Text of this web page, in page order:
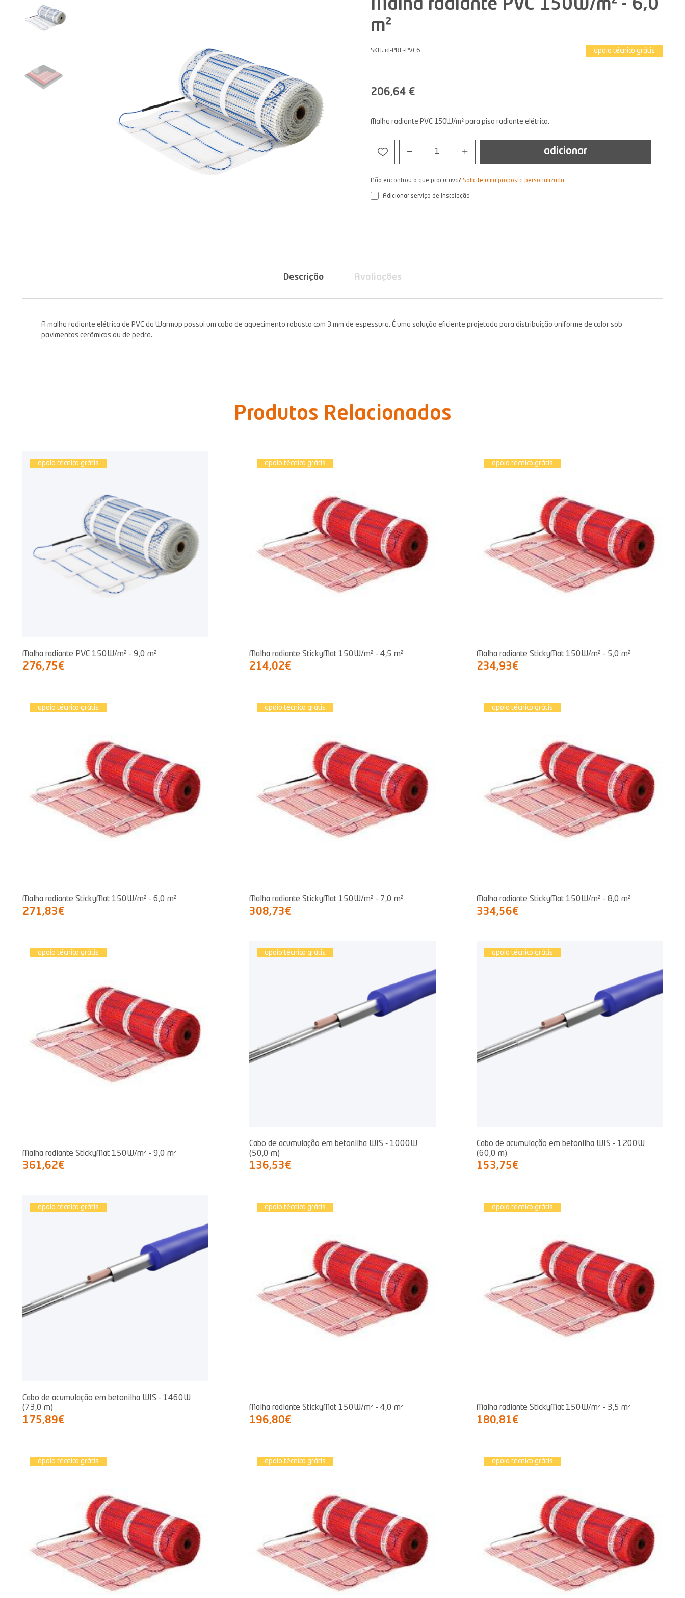
Malha radiante PVC 150W/m² - 6,0
m²
SKU. id-PRE-PVC6 apoio técnico grátis
206,64 €
Malha radiante PVC 150W/m² para piso radiante elétrico.
1 adicionar
Não encontrou o que procurava? Solicite uma proposta personalizada
Adicionar serviço de instalação
Descrição Avaliações
A malha radiante elétrica de PVC da Warmup possui um cabo de aquecimento robusto com 3 mm de espessura. É uma solução eficiente projetada para distribuição uniforme de calor sob
pavimentos cerâmicos ou de pedra.
Produtos Relacionados
apoio técnico grátis
Malha radiante PVC 150W/m² - 9,0 m²
276,75€
apoio técnico grátis
Malha radiante StickyMat 150W/m² - 4,5 m²
214,02€
apoio técnico grátis
Malha radiante StickyMat 150W/m² - 5,0 m²
234,93€
apoio técnico grátis
Malha radiante StickyMat 150W/m² - 6,0 m²
271,83€
apoio técnico grátis
Malha radiante StickyMat 150W/m² - 7,0 m²
308,73€
apoio técnico grátis
Malha radiante StickyMat 150W/m² - 8,0 m²
334,56€
apoio técnico grátis
Malha radiante StickyMat 150W/m² - 9,0 m²
361,62€
apoio técnico grátis
Cabo de acumulação em betonilha WIS - 1000W
(50,0 m)
136,53€
apoio técnico grátis
Cabo de acumulação em betonilha WIS - 1200W
(60,0 m)
153,75€
apoio técnico grátis
Cabo de acumulação em betonilha WIS - 1460W
(73,0 m)
175,89€
apoio técnico grátis
Malha radiante StickyMat 150W/m² - 4,0 m²
196,80€
apoio técnico grátis
Malha radiante StickyMat 150W/m² - 3,5 m²
180,81€
apoio técnico grátis apoio técnico grátis apoio técnico grátis